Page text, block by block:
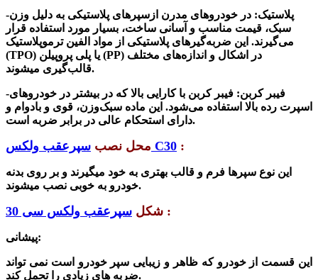
-پلاستیک: در خودروهای مدرن از سپرهای پلاستیکی به‌ دلیل وزن
سبک، قیمت مناسب و آسانی ساخت، بسیار مورد استفاده قرار
می‌گیرند. این ضربه‌گیرهای پلاستیکی از مواد الفین ترموپلاستیک
(TPO) یا پلی پروپیلن (PP) در اشکال و اندازه‌های مختلف
قالب‌گیری میشوند.
-فیبر کربن: فیبر کربن با کارایی بالا که در بیشتر در خودروهای
اسپرت رده بالا استفاده می‌شود. این ماده سبک‌وزن، قوی و بادوام و
دارای استحکام عالی در برابر ضربه است.
محل نصب سپرعقب ولکس C30 :
این نوع سپرها فرم و قالب بهتری به خود میگیرند و بر روی بدنه
خودرو به خوبی نصب میشوند.
شکل سپرعقب ولکس سی 30 :
پیشانی:
این قسمت از خودرو که ظاهر و زیبایی سپر خودرو است نمی تواند
ضربه های زیادی را تحمل کند.